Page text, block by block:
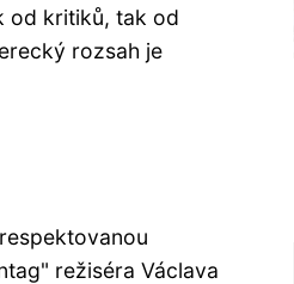
od kritiků, tak od
rozsah je
režiséra Václava